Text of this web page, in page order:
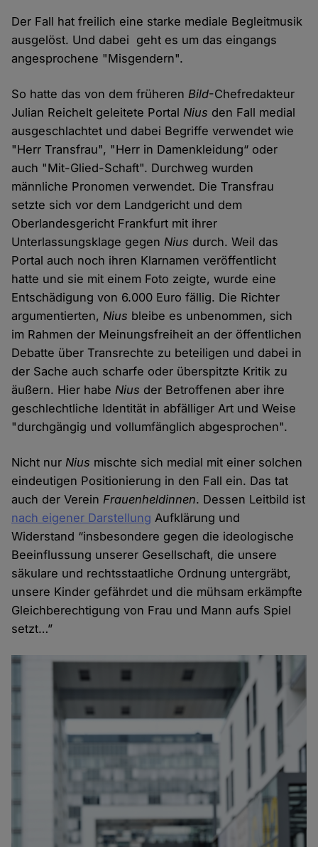
Der Fall hat freilich eine starke mediale Begleitmusik
ausgelöst. Und dabei geht es um das eingangs
angesprochene "Misgendern".
So hatte das von dem früheren Bild-Chefredakteur
Julian Reichelt geleitete Portal Nius den Fall medial
ausgeschlachtet und dabei Begriffe verwendet wie
"Herr Transfrau", "Herr in Damenkleidung“ oder
auch "Mit-Glied-Schaft". Durchweg wurden
männliche Pronomen verwendet. Die Transfrau
setzte sich vor dem Landgericht und dem
Oberlandesgericht Frankfurt mit ihrer
Unterlassungsklage gegen Nius durch. Weil das
Portal auch noch ihren Klarnamen veröffentlicht
hatte und sie mit einem Foto zeigte, wurde eine
Entschädigung von 6.000 Euro fällig. Die Richter
argumentierten, Nius bleibe es unbenommen, sich
im Rahmen der Meinungsfreiheit an der öffentlichen
Debatte über Transrechte zu beteiligen und dabei in
der Sache auch scharfe oder überspitzte Kritik zu
äußern. Hier habe Nius der Betroffenen aber ihre
geschlechtliche Identität in abfälliger Art und Weise
"durchgängig und vollumfänglich abgesprochen".
Nicht nur Nius mischte sich medial mit einer solchen
eindeutigen Positionierung in den Fall ein. Das tat
auch der Verein Frauenheldinnen. Dessen Leitbild ist
nach eigener Darstellung Aufklärung und
Widerstand “insbesondere gegen die ideologische
Beeinflussung unserer Gesellschaft, die unsere
säkulare und rechtsstaatliche Ordnung untergräbt,
unsere Kinder gefährdet und die mühsam erkämpfte
Gleichberechtigung von Frau und Mann aufs Spiel
setzt…”